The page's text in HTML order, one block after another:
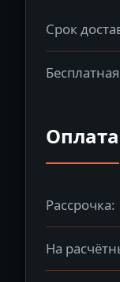
Срок
Оплата
Рассрочка:
На